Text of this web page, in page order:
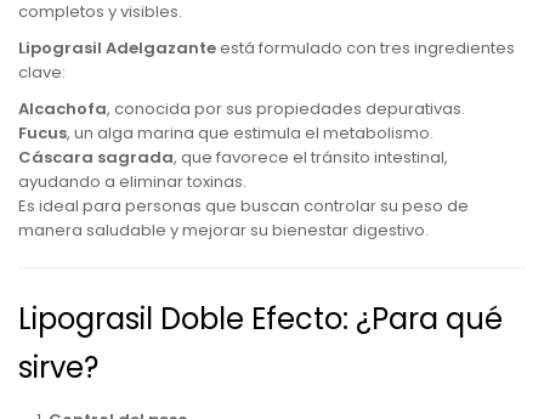
completos y visibles.
Lipograsil Adelgazanteestá formulado con tres ingredientes
clave:
Alcachofa, conocida por sus propiedades depurativas.
Fucus, un alga marina que estimula el metabolismo.
Cáscara sagrada, que favorece el tránsito intestinal,
ayudando a eliminar toxinas.
Es ideal para personas que buscan controlar su peso de
manera saludable y mejorar su bienestar digestivo.
Lipograsil Doble Efecto: ¿Para qué
sirve?